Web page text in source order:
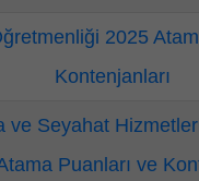
2025
Kontenjanları
ve Seyahat
Puanları ve